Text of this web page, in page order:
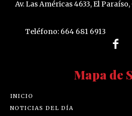
Av. Las Américas 4633, El Paraíso,
Teléfono: 664 681 6913
Mapa de
INICIO
NOTICIAS DEL DÍA